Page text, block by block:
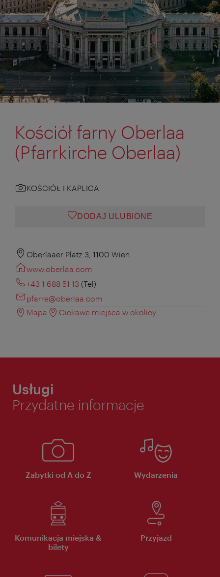
Kościół farny Oberlaa
(Pfarrkirche Oberlaa)
KOŚCIÓŁ I KAPLICA
DODAJ ULUBIONE
Oberlaaer Platz 3, 1100 Wien
www.oberlaa.com
+43 1 688 51 13 (Tel)
pfarre@oberlaa.com
Mapa
Ciekawe miejsca w okolicy
Usługi
Przydatne informacje
Zabytki od A do Z Wydarzenia
Komunikacja miejska &
bilety
Przyjazd